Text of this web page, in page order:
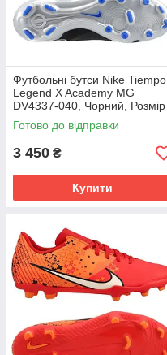
Футбольні бутси Nike Tiempo
Legend X Academy MG
DV4337-040, Чорний, Розмір
(EU) - 43
Готово до відправки
3 450 ₴
Купити